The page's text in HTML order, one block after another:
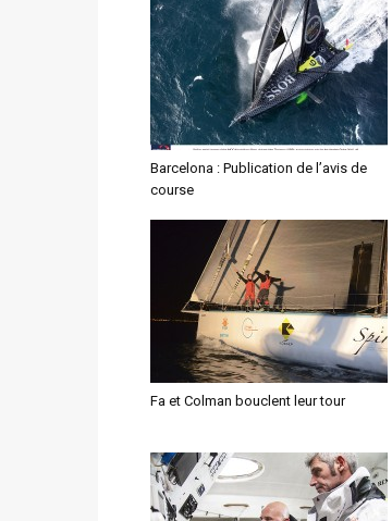
Barcelona : Publication de l’avis de
course
Fa et Colman bouclent leur tour